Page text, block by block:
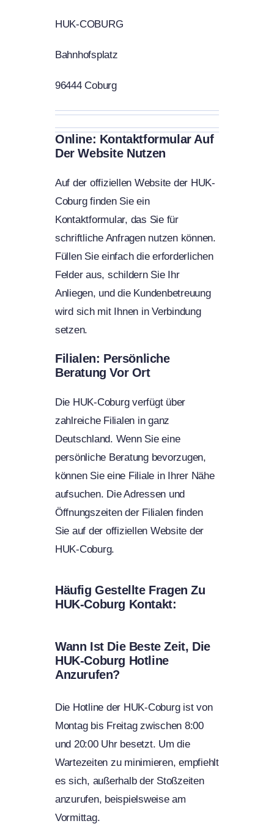
HUK-COBURG
Bahnhofsplatz
96444 Coburg
Online: Kontaktformular Auf
Der Website Nutzen
Auf der offiziellen Website der HUK-
Coburg finden Sie ein
Kontaktformular, das Sie für
schriftliche Anfragen nutzen können.
Füllen Sie einfach die erforderlichen
Felder aus, schildern Sie Ihr
Anliegen, und die Kundenbetreuung
wird sich mit Ihnen in Verbindung
setzen.
Filialen: Persönliche
Beratung Vor Ort
Die HUK-Coburg verfügt über
zahlreiche Filialen in ganz
Deutschland. Wenn Sie eine
persönliche Beratung bevorzugen,
können Sie eine Filiale in Ihrer Nähe
aufsuchen. Die Adressen und
Öffnungszeiten der Filialen finden
Sie auf der offiziellen Website der
HUK-Coburg.
Häufig Gestellte Fragen Zu
HUK-Coburg Kontakt:
Wann Ist Die Beste Zeit, Die
HUK-Coburg Hotline
Anzurufen?
Die Hotline der HUK-Coburg ist von
Montag bis Freitag zwischen 8:00
und 20:00 Uhr besetzt. Um die
Wartezeiten zu minimieren, empfiehlt
es sich, außerhalb der Stoßzeiten
anzurufen, beispielsweise am
Vormittag.